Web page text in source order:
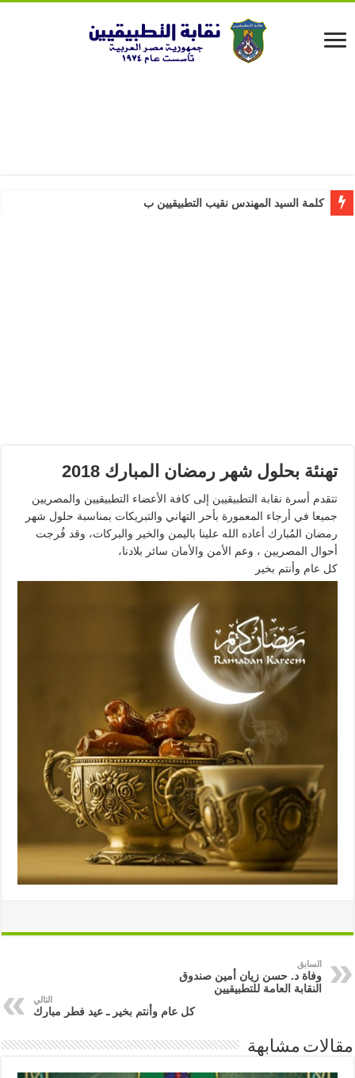
كلمة السيد المهندس نقيب التطبيقيين بمناسبة عيد ال
تهنئة بحلول شهر رمضان المبارك 2018
تتقدم أسرة نقابة التطبيقيين إلى كافة الأعضاء التطبيقيين والمصريين
جميعا في أرجاء المعمورة بأحر التهاني والتبريكات بمناسبة حلول شهر
رمضان المُبارك أعاده الله علينا باليمن والخير والبركات، وقد فُرجت
أحوال المصريين ، وعم الأمن والأمان سائر بلادنا،
كل عام وأنتم بخير
السابق
وفاة د. حسن زيان أمين صندوق
النقابة العامة للتطبيقيين
التالي
كل عام وأنتم بخير ـ عيد فطر مبارك
مقالات مشابهة